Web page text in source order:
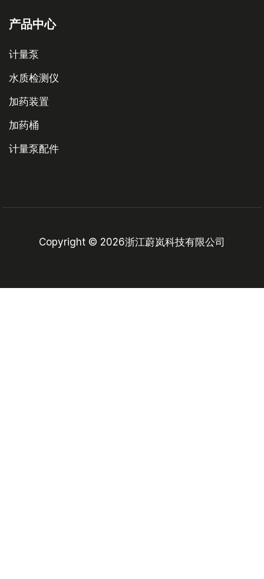
产品中心
计量泵
水质检测仪
加药装置
加药桶
计量泵配件
Copyright © 2026浙江蔚岚科技有限公司